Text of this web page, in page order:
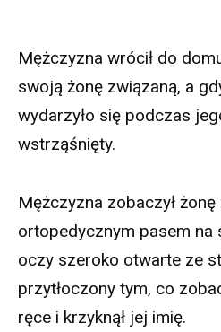
Mężczyzna wrócił do
swoją żonę związaną, a
wydarzyło się podczas
wstrząśnięty.
Mężczyzna zobaczył
ortopedycznym pasem na
oczy szeroko otwarte ze
przytłoczony tym, co
ręce i krzyknął jej imię.